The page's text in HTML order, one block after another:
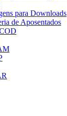
para Downloads
de Aposentados